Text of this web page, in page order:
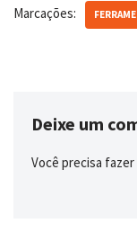
Marcações:
Deixe um
Você precisa fazer